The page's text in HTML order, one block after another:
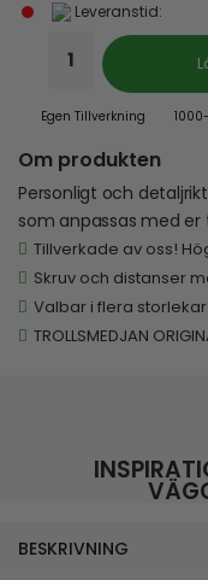
Leveranstid:
Egen Tillverkning
Om produkten
Personligt och
som anpassas med er
Tillverkade av oss!
Skruv och distanser
Valbar i flera
TROLLSMEDJAN
BESKRIVNING